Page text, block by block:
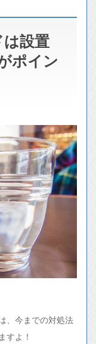
は設置
ポイン
、今までの対処法
すよ！